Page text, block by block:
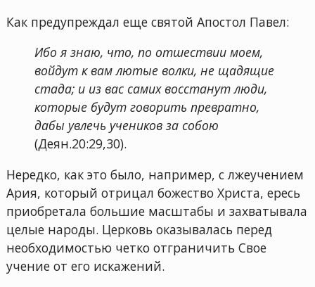
Как предупреждал еще святой Апостол Павел:
Ибо я знаю, что, по отшествии моем,
войдут к вам лютые волки, не щадящие
стада; и из вас самих восстанут люди,
которые будут говорить превратно,
дабы увлечь учеников за собою
(Деян.20:29,30).
Нередко, как это было, например, с лжеучением
Ария, который отрицал божество Христа, ересь
приобретала большие масштабы и захватывала
целые народы. Церковь оказывалась перед
необходимостью четко отграничить Свое
учение от его искажений.